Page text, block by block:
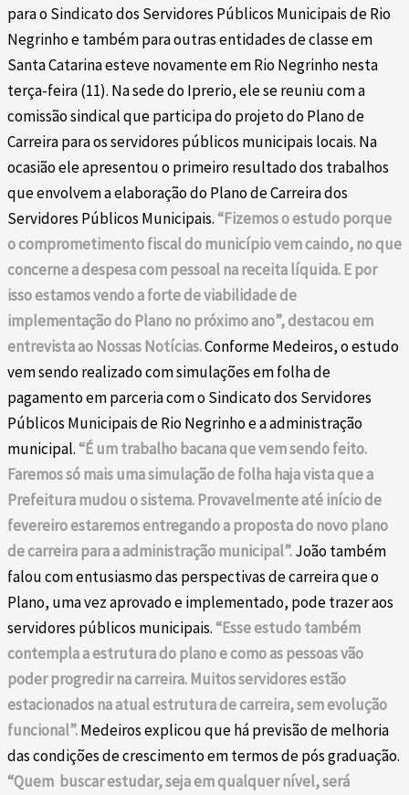
para o Sindicato dos Servidores Públicos Municipais de Rio
Negrinho e também para outras entidades de classe em
Santa Catarina esteve novamente em Rio Negrinho nesta
terça-feira (11). Na sede do Iprerio, ele se reuniu com a
comissão sindical que participa do projeto do Plano de
Carreira para os servidores públicos municipais locais. Na
ocasião ele apresentou o primeiro resultado dos trabalhos
que envolvem a elaboração do Plano de Carreira dos
Servidores Públicos Municipais. “Fizemos o estudo porque
o comprometimento fiscal do município vem caindo, no que
concerne a despesa com pessoal na receita líquida. E por
isso estamos vendo a forte de viabilidade de
implementação do Plano no próximo ano”, destacou em
entrevista ao Nossas Notícias.Conforme Medeiros, o estudo
vem sendo realizado com simulações em folha de
pagamento em parceria com o Sindicato dos Servidores
Públicos Municipais de Rio Negrinho e a administração
municipal. “É um trabalho bacana que vem sendo feito.
Faremos só mais uma simulação de folha haja vista que a
Prefeitura mudou o sistema. Provavelmente até início de
fevereiro estaremos entregando a proposta do novo plano
de carreira para a administração municipal”.João também
falou com entusiasmo das perspectivas de carreira que o
Plano, uma vez aprovado e implementado, pode trazer aos
servidores públicos municipais. “Esse estudo também
contempla a estrutura do plano e como as pessoas vão
poder progredir na carreira. Muitos servidores estão
estacionados na atual estrutura de carreira, sem evolução
funcional”.Medeiros explicou que há previsão de melhoria
das condições de crescimento em termos de pós graduação.
“Quem buscar estudar, seja em qualquer nível, será